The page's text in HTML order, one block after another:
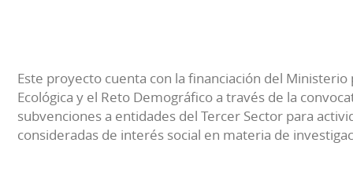
Este proyecto cuenta con la financiación del Ministerio
Ecológica y el Reto Demográfico a través de la
subvenciones a entidades del Tercer Sector para
consideradas de interés social en materia de